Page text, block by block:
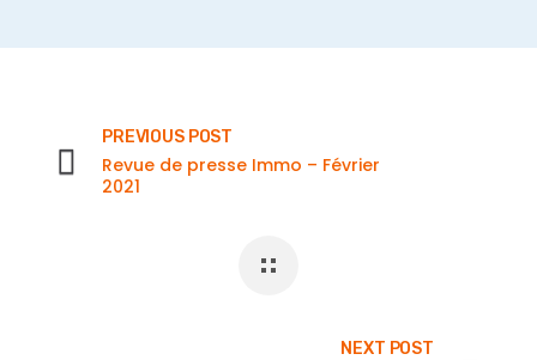
PREVIOUS POST
Revue de presse Immo – Février
2021
NEXT POST